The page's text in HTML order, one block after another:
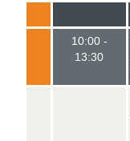
10:00 -
13:30